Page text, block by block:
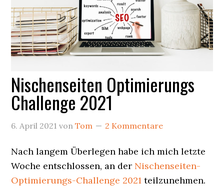
Nischenseiten Optimierungs
Challenge 2021
6. April 2021 vonTom 2 Kommentare
Nach langem Überlegen habe ich mich letzte
Woche entschlossen, an der Nischenseiten-
Optimierungs-Challenge 2021 teilzunehmen.